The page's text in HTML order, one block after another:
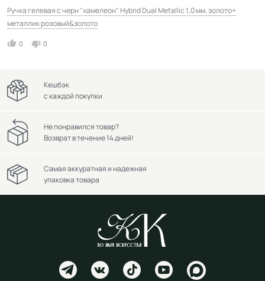
Ручка гелевая с черн "хамелеон" Hybrid Dual Metallic 1,0 мм, золото+
металлик розовый&золото
0 0
Кешбэк
с каждой покупки
Не понравился товар?
Возврат в течение 14 дней!
Самая аккуратная и надежная
упаковка товара